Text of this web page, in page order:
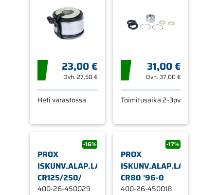
23,00 €
Ovh. 27,50 €
Heti varastossa
31,00 €
Ovh.37,00 €
Toimitusaika 2-3pv
-16%
PROX
ISKUNV.ALAP.LAAKERI.SRJ
CR125/250/
400-26-450029
-17%
PROX
CR80 '96-0
400-26-450018